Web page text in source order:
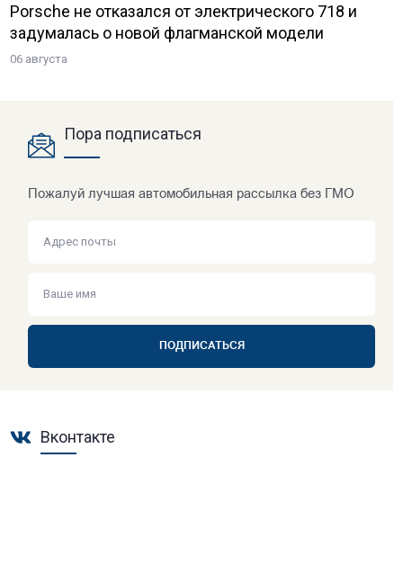
Porsche не отказался от электрического 718 и
задумалась о новой флагманской модели
06 августа
Пора подписаться
Пожалуй лучшая автомобильная рассылка без ГМО
ПОДПИСАТЬСЯ
Вконтакте